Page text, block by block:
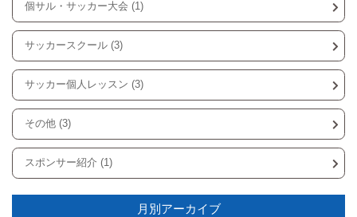
個サル・サッカー大会 (1)
サッカースクール (3)
サッカー個人レッスン (3)
その他 (3)
スポンサー紹介 (1)
月別アーカイブ